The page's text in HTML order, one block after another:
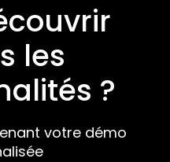
les
?
votre démo